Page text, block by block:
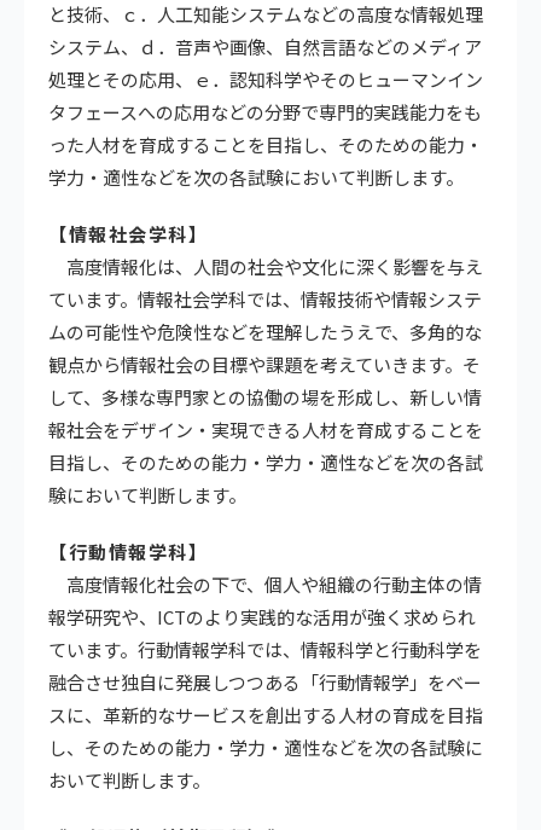
と技術、ｃ．人工知能システムなどの高度な情報処理
システム、ｄ．音声や画像、自然言語などのメディア
処理とその応用、ｅ．認知科学やそのヒューマンイン
タフェースへの応用などの分野で専門的実践能力をも
った人材を育成することを目指し、そのための能力・
学力・適性などを次の各試験において判断します。
【情報社会学科】
高度情報化は、人間の社会や文化に深く影響を与え
ています。情報社会学科では、情報技術や情報システ
ムの可能性や危険性などを理解したうえで、多角的な
観点から情報社会の目標や課題を考えていきます。そ
して、多様な専門家との協働の場を形成し、新しい情
報社会をデザイン・実現できる人材を育成することを
目指し、そのための能力・学力・適性などを次の各試
験において判断します。
【行動情報学科】
高度情報化社会の下で、個人や組織の行動主体の情
報学研究や、ICTのより実践的な活用が強く求められ
ています。行動情報学科では、情報科学と行動科学を
融合させ独自に発展しつつある「行動情報学」をベー
スに、革新的なサービスを創出する人材の育成を目指
し、そのための能力・学力・適性などを次の各試験に
おいて判断します。